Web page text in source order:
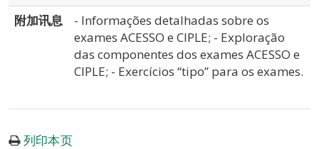
附加讯息
- Informações detalhadas sobre os
exames ACESSO e CIPLE; - Exploração
das componentes dos exames ACESSO e
CIPLE; - Exercícios “tipo” para os exames.
列印本页